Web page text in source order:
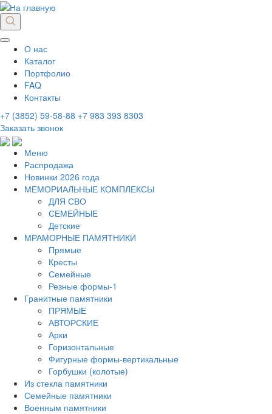
О нас
Каталог
Портфолио
FAQ
Контакты
+7 (3852) 59-58-88 +7 983 393 8303
Заказать звонок
Меню
Распродажа
Новинки 2026 года
МЕМОРИАЛЬНЫЕ КОМПЛЕКСЫ
ДЛЯ СВО
СЕМЕЙНЫЕ
Детские
МРАМОРНЫЕ ПАМЯТНИКИ
Прямые
Кресты
Семейные
Резные формы-1
Гранитные памятники
ПРЯМЫЕ
АВТОРСКИЕ
Арки
Горизонтальные
Фигурные формы-вертикальные
Горбушки (колотые)
Из стекла памятники
Семейные памятники
Военным памятники